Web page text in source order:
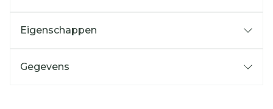
Eigenschappen
Gegevens